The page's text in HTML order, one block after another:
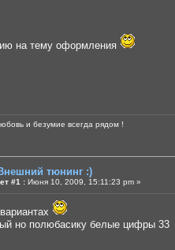
на тему оформления
и безумие всегда рядом !
тюнинг :)
#1 : Июня 10, 2009, 15:11:23 pm »
но полюбасику белые цифры 33